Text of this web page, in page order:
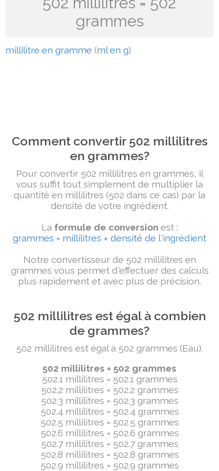
grammes
millilitre en gramme (ml en g)
Comment convertir 502 millilitres
en grammes?
Pour convertir 502 millilitres en grammes, il
vous suffit tout simplement de multiplier la
quantité en millilitres (502 dans ce cas) par la
densité de votre ingrédient.
La formule de conversion est :
grammes = millilitres × densité de l'ingrédient
Notre convertisseur de 502 millilitres en
grammes vous permet d'effectuer des calculs
plus rapidement et avec plus de précision.
502 millilitres est égal à combien
de grammes?
502 millilitres est égal à 502 grammes (Eau).
502 millilitres = 502 grammes
502.1 millilitres = 502.1 grammes
502.2 millilitres = 502.2 grammes
502.3 millilitres = 502.3 grammes
502.4 millilitres = 502.4 grammes
502.5 millilitres = 502.5 grammes
502.6 millilitres = 502.6 grammes
502.7 millilitres = 502.7 grammes
502.8 millilitres = 502.8 grammes
502.9 millilitres = 502.9 grammes